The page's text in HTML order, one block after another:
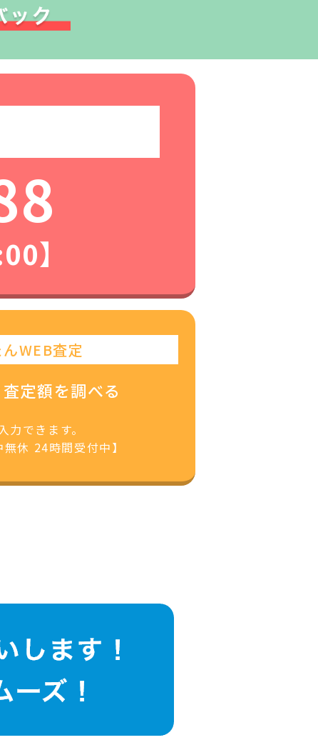
】
WEB査定
定額を調べる
力できます。
休 24時間受付中】